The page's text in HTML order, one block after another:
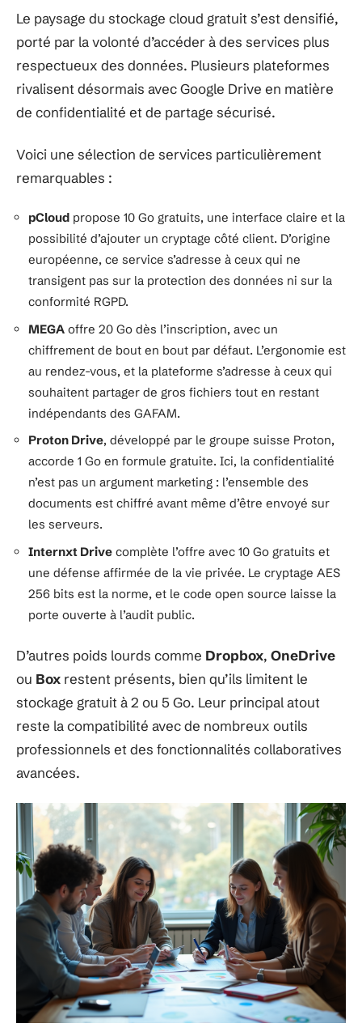
Le paysage du stockage cloud gratuit s’est densifié,
porté par la volonté d’accéder à des services plus
respectueux des données. Plusieurs plateformes
rivalisent désormais avec Google Drive en matière
de confidentialité et de partage sécurisé.
Voici une sélection de services particulièrement
remarquables :
pCloud propose 10 Go gratuits, une interface claire et la
possibilité d’ajouter un cryptage côté client. D’origine
européenne, ce service s’adresse à ceux qui ne
transigent pas sur la protection des données ni sur la
conformité RGPD.
MEGA offre 20 Go dès l’inscription, avec un
chiffrement de bout en bout par défaut. L’ergonomie est
au rendez-vous, et la plateforme s’adresse à ceux qui
souhaitent partager de gros fichiers tout en restant
indépendants des GAFAM.
Proton Drive, développé par le groupe suisse Proton,
accorde 1 Go en formule gratuite. Ici, la confidentialité
n’est pas un argument marketing : l’ensemble des
documents est chiffré avant même d’être envoyé sur
les serveurs.
Internxt Drive complète l’offre avec 10 Go gratuits et
une défense affirmée de la vie privée. Le cryptage AES
256 bits est la norme, et le code open source laisse la
porte ouverte à l’audit public.
D’autres poids lourds comme Dropbox, OneDrive
ou Box restent présents, bien qu’ils limitent le
stockage gratuit à 2 ou 5 Go. Leur principal atout
reste la compatibilité avec de nombreux outils
professionnels et des fonctionnalités collaboratives
avancées.